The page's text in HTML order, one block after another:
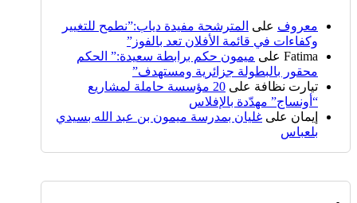
معروف على المترشحة مفيدة دياب:”نطمح للتغيير
وكفاءات في قائمة الأفلان تعد بالفوز”
Fatima على ميمون حكم برابطة سعيدة:” الحكم
محقور بالبطولة جزائرية ومستهدف”
تيارت نظافة على
20 مؤسسة حاملة لمشاريع
“أونساج” مهدّدة بالإفلاس
إيمان على غليان بمدرسة ميمون بن عبد الله بسيدي
بلعباس